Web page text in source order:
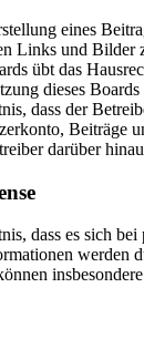
eines
Links und Bilder
übt das
dieses
dass der
Beiträge
darüber
dass es sich
werden